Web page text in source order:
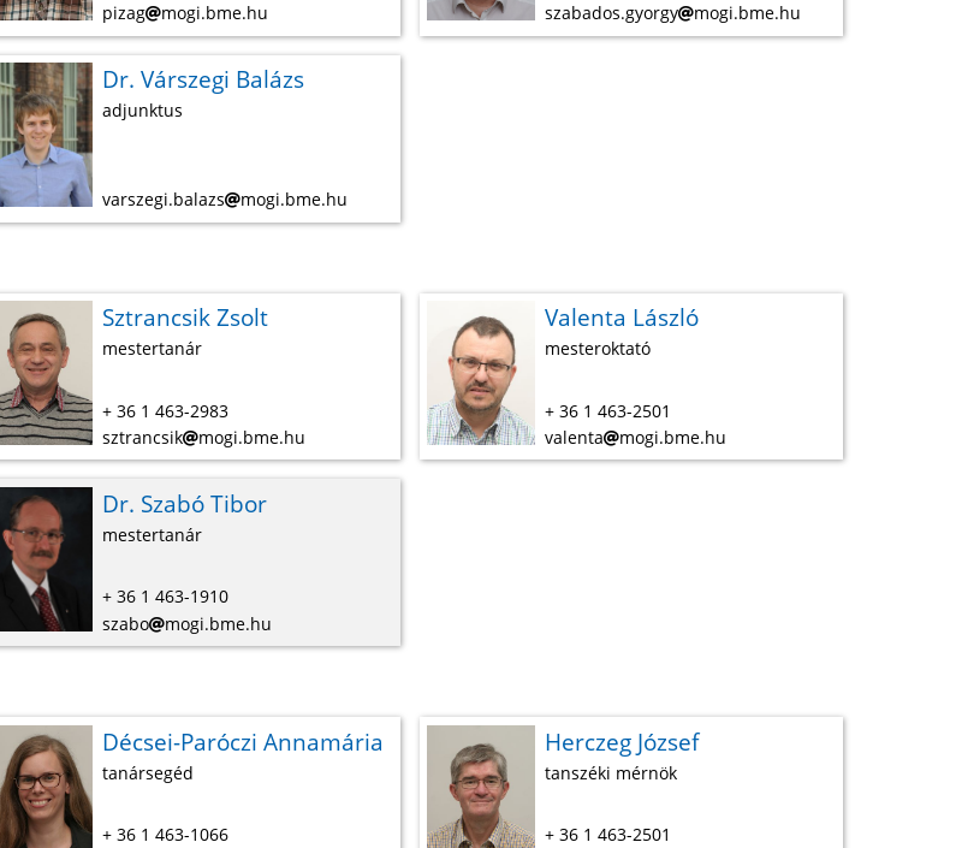
pizag mogi.bme.hu
szabados.gyorgy
mogi.bme.hu
Dr. Várszegi Balázs
adjunktus
varszegi.balazs mogi.bme.hu
Sztrancsik Zsolt
mestertanár
+ 36 1 463-2983
sztrancsik
mogi.bme.hu
Valenta László
mesteroktató
+ 36 1 463-2501
valenta
mogi.bme.hu
Dr. Szabó Tibor
mestertanár
+ 36 1 463-1910
szabo
mogi.bme.hu
Décsei-Paróczi Annamária
tanársegéd
+ 36 1 463-1066
Herczeg József
tanszéki mérnök
+ 36 1 463-2501